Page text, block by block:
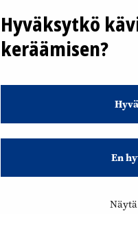
Hyväksytkö
keräämisen?
En